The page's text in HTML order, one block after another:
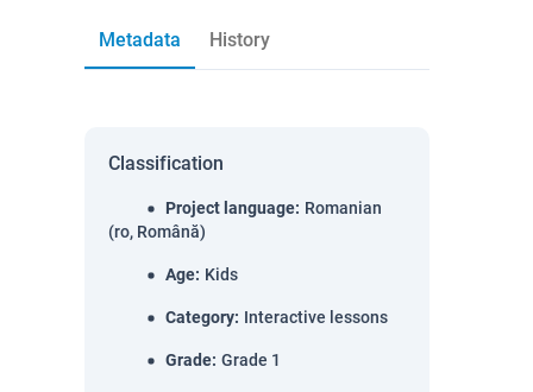
Metadata History
Classification
Project language: Romanian
(ro, Română)
Age: Kids
Category: Interactive lessons
Grade: Grade 1